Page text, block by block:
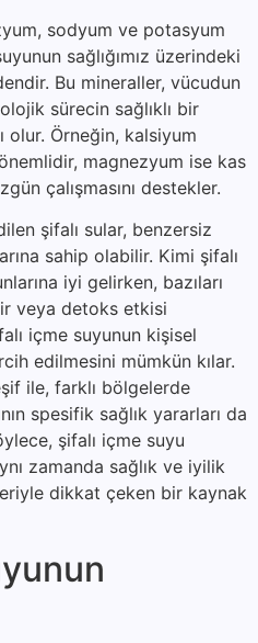
sodyum ve potasyum
sağlığımız üzerindeki
Bu mineraller, vücudun
sürecin sağlıklı bir
olur. Örneğin, kalsiyum
magnezyum ise kas
çalışmasını destekler.
şifalı sular, benzersiz
sahip olabilir. Kimi şifalı
iyi gelirken, bazıları
veya detoks etkisi
içme suyunun kişisel
edilmesini mümkün kılar.
ile, farklı bölgelerde
spesifik sağlık yararları da
şifalı içme suyu
zamanda sağlık ve iyilik
dikkat çeken bir kaynak